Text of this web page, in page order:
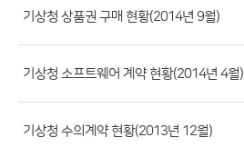
첨
록
기상청 상품권 구매 현황(2014년 9월)
기상청 소프트웨어 계약 현황(2014년 4월)
기상청 수의계약 현황(2013년 12월)